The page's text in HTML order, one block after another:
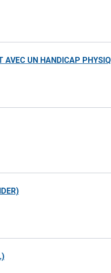
AVEC UN HANDICAP